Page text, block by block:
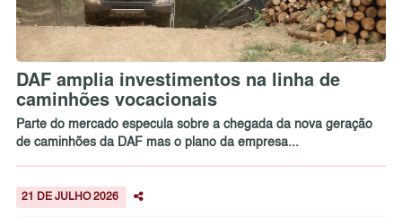
DAF amplia investimentos na linha de
caminhões vocacionais
Parte do mercado especula sobre a chegada da nova geração
de caminhões da DAF mas o plano da empresa...
21 DE JULHO 2026